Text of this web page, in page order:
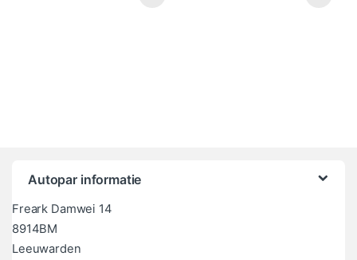
Autopar informatie
Freark Damwei 14
8914BM
Leeuwarden